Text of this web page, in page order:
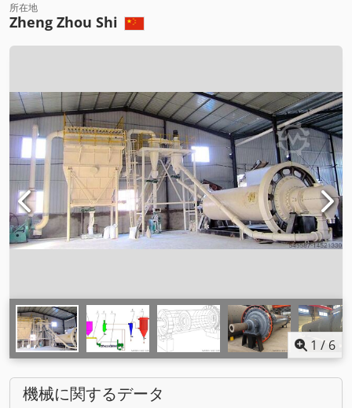
所在地
Zheng Zhou Shi
1 /6
機械に関するデータ